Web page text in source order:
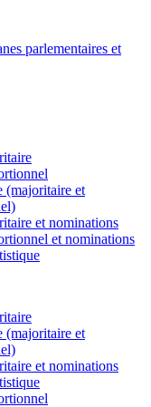
parlementaires et
(majoritaire et
et nominations
et nominations
(majoritaire et
et nominations